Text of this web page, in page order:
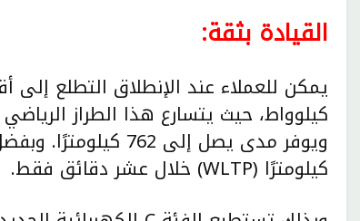
القيادة بثقة:
كيلومترًا (WLTP) خلال عشر دقائق فقط.